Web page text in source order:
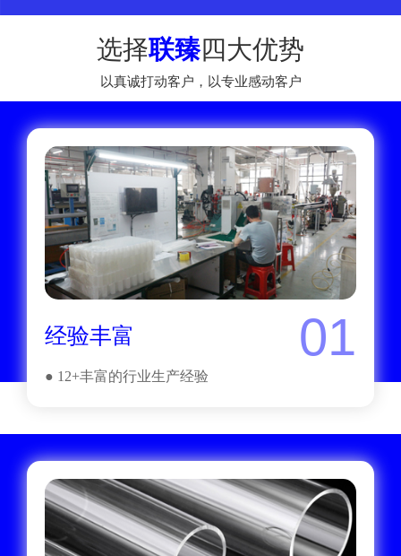
选择联臻四大优势
以真诚打动客户，以专业感动客户
经验丰富 01
● 12+丰富的行业生产经验